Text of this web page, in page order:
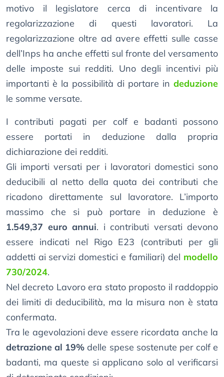
motivo il legislatore cerca di incentivare la
regolarizzazione di questi lavoratori. La
regolarizzazione oltre ad avere effetti sulle casse
dell’Inps ha anche effetti sul fronte del versamento
delle imposte sui redditi. Uno degli incentivi più
importanti è la possibilità di portare in deduzione
le somme versate.
I contributi pagati per colf e badanti possono
essere portati in deduzione dalla propria
dichiarazione dei redditi.
Gli importi versati per i lavoratori domestici sono
deducibili al netto della quota dei contributi che
ricadono direttamente sul lavoratore. L’importo
massimo che si può portare in deduzione è
1.549,37 euro annui. i contributi versati devono
essere indicati nel Rigo E23 (contributi per gli
addetti ai servizi domestici e familiari) del modello
730/2024.
Nel decreto Lavoro era stato proposto il raddoppio
dei limiti di deducibilità, ma la misura non è stata
confermata.
Tra le agevolazioni deve essere ricordata anche la
detrazione al 19% delle spese sostenute per colf e
badanti, ma queste si applicano solo al verificarsi